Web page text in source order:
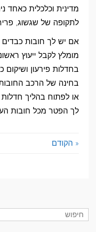
מדינית וכלכלית כאחד
לתקופה של שגשוג,
אם יש לך חובות כבדים
מומלץ לקבל ייעוץ
בחדלות פירעון ושיקום
בחינה של הרכב
או לפתוח בהליך חדלות
לך הפטר מכל חובות
« הקודם